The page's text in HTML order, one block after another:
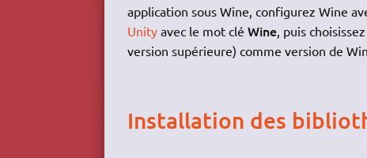
application sous Wine, configurez Wine
Unityavec le mot clé Wine, puis choisissez
version supérieure) comme version de
Installation des